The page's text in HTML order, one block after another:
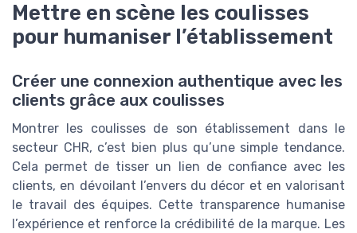
Mettre en scène les coulisses
pour humaniser l’établissement
Créer une connexion authentique avec les
clients grâce aux coulisses
Montrer les coulisses de son établissement dans le
secteur CHR, c’est bien plus qu’une simple tendance.
Cela permet de tisser un lien de confiance avec les
clients, en dévoilant l’envers du décor et en valorisant
le travail des équipes. Cette transparence humanise
l’expérience et renforce la crédibilité de la marque. Les